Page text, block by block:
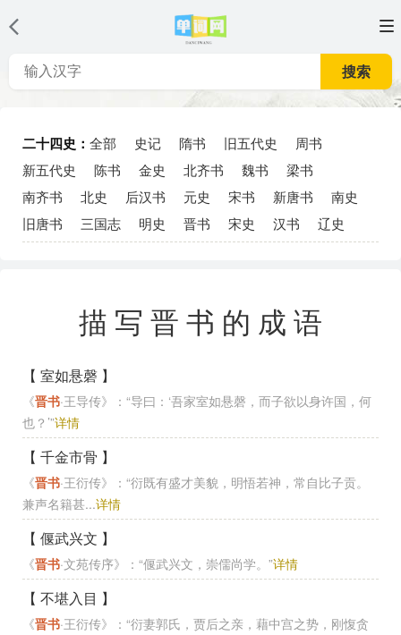
搜索
二十四史： 全部 史记 隋书 旧五代史
周书
新五代史
陈书 金史 北齐书 魏书
梁书
南齐书
北史 后汉书 元史 宋书 新唐书
南史
旧唐书
三国志 明史 晋书 宋史 汉书 辽史
描写晋书的成语
【 室如悬磬 】
《晋书·王导传》：“导曰：‘吾家室如悬磬，而子欲以身许国，何
也？’”详情
【 千金市骨 】
《晋书·王衍传》：“衍既有盛才美貌，明悟若神，常自比子贡。
兼声名籍甚...详情
【 偃武兴文 】
《晋书·文苑传序》：“偃武兴文，崇儒尚学。”详情
【 不堪入目 】
《晋书·王衍传》：“衍妻郭氏，贾后之亲，藉中宫之势，刚愎贪